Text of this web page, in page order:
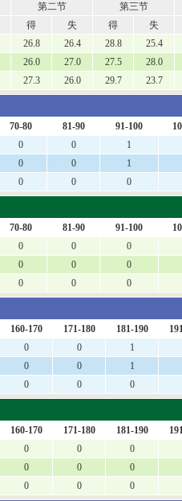
第二节
第三节
得 失 得
失
26.8 26.4 28.8
25.4
26.0 27.0 27.5
28.0
27.3 26.0 29.7 23.7
70-80 81-90 91-100
0 0
1
0 0
1
0 0 0
70-80 81-90 91-100
0 0
0
0 0
0
0 0 0
160-170 171-180 181-190
0 0
1
0 0
1
0 0 0
160-170 171-180 181-190
0 0
0
0 0
0
0 0 0